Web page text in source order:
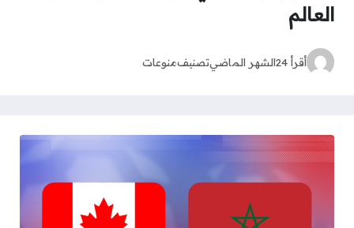
العالم
أقرأ 24 الشهر الماضيتصنيفمنوعات